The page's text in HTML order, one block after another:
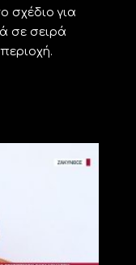
σχέδιο για
σε σειρά